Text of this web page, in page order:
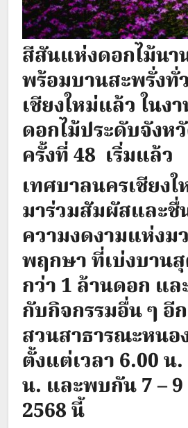
สีสันแห่งดอกไม้น
พร้อมบานสะพรั่งทั่
เชียงใหม่แล้ว ในง
ดอกไม้ประดับจังห
ครั้งที่ 48 เริ่มแล้ว
เทศบาลนครเชียง
มาร่วมสัมผัสและ
ความงดงามแห่ง
พฤกษา ที่เบ่งบาน
กว่า 1 ล้านดอก แ
กับกิจกรรมอื่น ๆ อี
สวนสาธารณะหนอ
ตั้งแต่เวลา 6.00 น
น. และพบกัน 7 –
2568 นี้